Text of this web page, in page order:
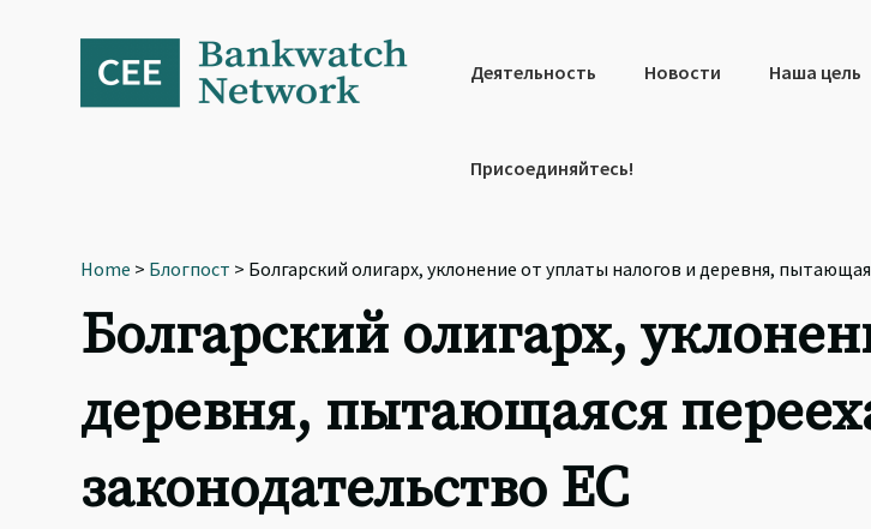
navigation
Деятельность Новости Наша цель
Присоединяйтесь!
Home > Блогпост > Болгарский олигарх, уклонение от уплаты налогов и деревня,
Болгарский олигарх,
деревня, пытающаяся
законодательство ЕС